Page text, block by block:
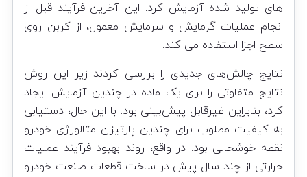
های تولید شده آزمایش کرد. این آخرین فرآیند قبل از
انجام عملیات گرمایش و سرمایش معمول، از کربن روی
سطح اجزا استفاده می کند.
نتایج چالش‌های جدیدی را بررسی کردند زیرا این روش
نتایج متفاوتی را برای یک ماده در چندین آزمایش ایجاد
کرد، بنابراین غیرقابل پیش‌بینی بود. با این حال، دستیابی
به کیفیت مطلوب برای چندین پارتیزان متالورژی خودرو
نقطه خوشحالی بود. در واقع، روند بهبود فرآیند عملیات
حرارتی از چند سال پیش در ساخت قطعات صنعت خودرو